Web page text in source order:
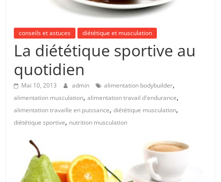
conseils et astuces diététique et musculation
La diététique sportive au
quotidien
Mai 10, 2013 admin alimentation bodybuilder,
alimentation musculation,alimentation travail d'endurance,
alimentation travaille en puissance,diététique musculation,
diététique sportive, nutrition musculation